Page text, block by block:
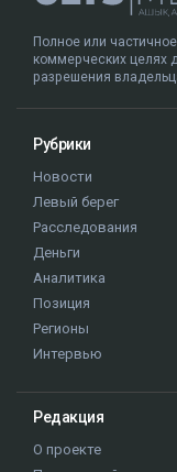
Полное или
коммерческих целях
разрешения
Рубрики
Новости
Левый берег
Расследования
Деньги
Аналитика
Позиция
Регионы
Интервью
Редакция
О проекте